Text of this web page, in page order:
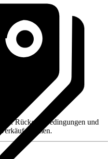
B. Rückgabebedingungen und